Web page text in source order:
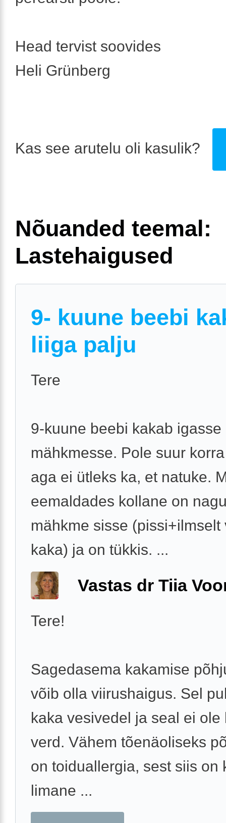
Head tervist soovides
Heli Grünberg
Kas see arutelu oli kasulik?
Nõuanded teemal:
Lastehaigused
9- kuune beebi
liiga palju
Tere
9-kuune beebi kakab igasse
mähkmesse. Pole suur
aga ei ütleks ka, et natuke.
eemaldades kollane on
mähkme sisse (pissi+ilmselt
kaka) ja on tükkis. ...
Vastas dr Tiia
Tere!
Sagedasema kakamise
võib olla viirushaigus. Sel
kaka vesivedel ja seal ei ole
verd. Vähem tõenäoliseks
on toiduallergia, sest siis on
limane ...